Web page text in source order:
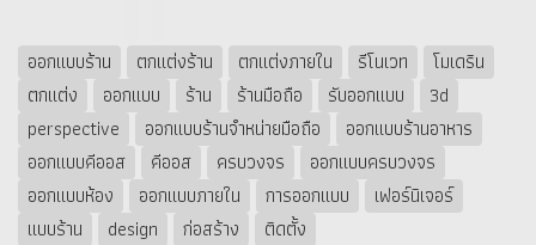
ออกแบบร้าน ตกแต่งร้าน ตกแต่งภายใน รีโนเวท
โมเดริน
ตกแต่ง
ออกแบบ ร้าน ร้านมือถือ รับออกแบบ
3d
perspective
ออกแบบร้านจำหน่ายมือถือ
ออกแบบร้านอาหาร
ออกแบบคีออส
คีออส ครบวงจร
ออกแบบครบวงจร
ออกแบบห้อง
ออกแบบภายใน การออกแบบ
เฟอร์นิเจอร์
แบบร้าน
design ก่อสร้าง ติดตั้ง